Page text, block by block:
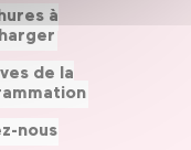
à
de la
nous